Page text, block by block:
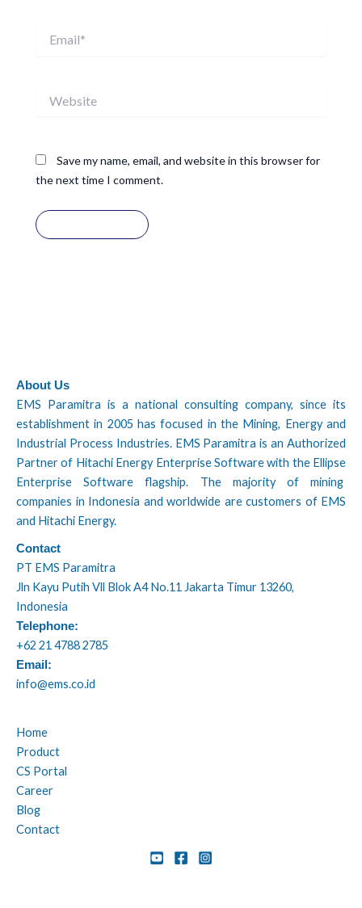
Save my name, email, and website in this browser for
the next time I comment.
About Us
EMS Paramitra is a national consulting company, since its
establishment in 2005 has focused in the Mining, Energy and
Industrial Process Industries. EMS Paramitra is an Authorized
Partner of Hitachi Energy Enterprise Software with the Ellipse
Enterprise Software flagship. The majority of mining
companies in Indonesia and worldwide are customers of EMS
and Hitachi Energy.
Contact
PT EMS Paramitra
Jln Kayu Putih Vll Blok A4 No.11 Jakarta Timur 13260,
Indonesia
Telephone:
+62 21 4788 2785
Email:
info@ems.co.id
Home
Product
CS Portal
Career
Blog
Contact